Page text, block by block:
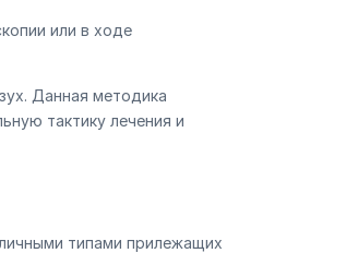
или в ходе
Данная методика
тактику лечения и
типами прилежащих